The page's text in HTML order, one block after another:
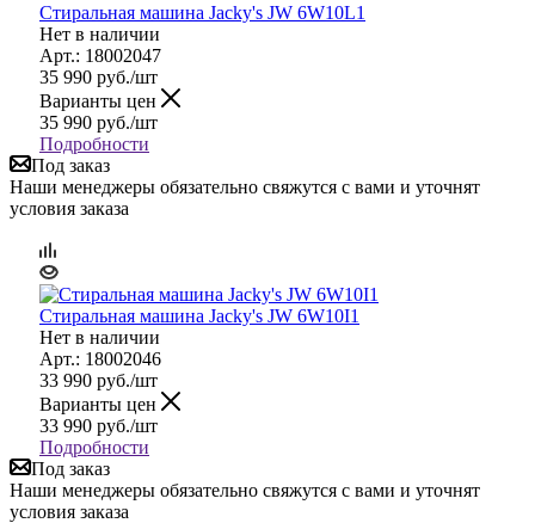
Стиральная машина Jacky's JW 6W10L1
Нет в наличии
Арт.: 18002047
35 990 руб./шт
Варианты цен
35 990 руб./шт
Подробности
Под заказ
Наши менеджеры обязательно свяжутся с вами и уточнят
условия заказа
Стиральная машина Jacky's JW 6W10I1
Нет в наличии
Арт.: 18002046
33 990 руб./шт
Варианты цен
33 990 руб./шт
Подробности
Под заказ
Наши менеджеры обязательно свяжутся с вами и уточнят
условия заказа